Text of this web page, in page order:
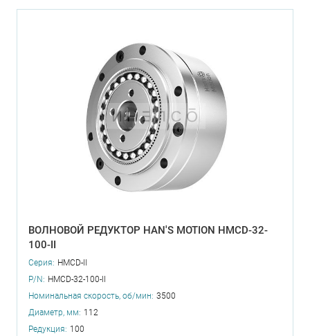
ВОЛНОВОЙ РЕДУКТОР HAN'S MOTION HMCD-32-
100-II
Серия: HMCD-II
P/N: HMCD-32-100-II
Номинальная скорость, об/мин: 3500
Диаметр, мм: 112
Редукция: 100